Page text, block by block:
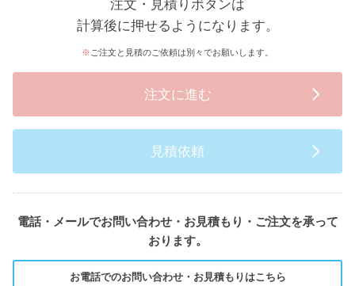
注文・見積りボタンは
計算後に押せるようになります。
ご注文と見積のご依頼は別々でお願いします。
注文に進む
見積依頼
電話・メールでお問い合わせ・お見積もり・ご注文を承って
おります。
お電話でのお問い合わせ・お見積もりはこちら